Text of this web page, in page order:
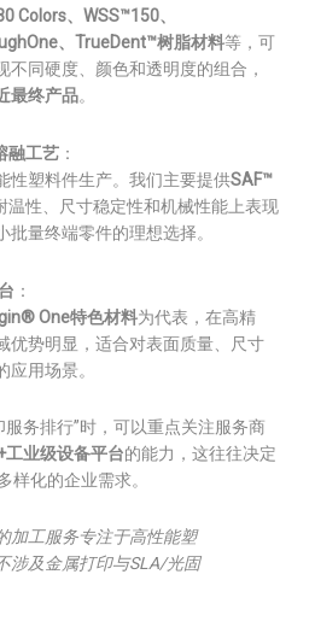
Colors、WSS™150、
、TrueDent™树脂材料等，可
不同硬度、颜色和透明度的组合，
最终产品。
融工艺 ：
性塑料件生产。我们主要提供SAF™
温性、尺寸稳定性和机械性能上表现
批量终端零件的理想选择。
：
One特色材料为代表，在高精
优势明显，适合对表面质量、尺寸
应用场景。
务排行”时，可以重点关注服务商
工业级设备平台的能力，这往往决定
样化的企业需求。
加工服务专注于高性能塑
涉及金属打印与SLA/光固